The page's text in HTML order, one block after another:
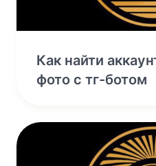
Как найти
фото с тг-ботом